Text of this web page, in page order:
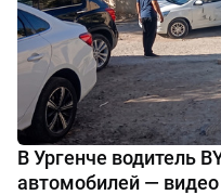
В Ургенче водитель
автомобилей — видео